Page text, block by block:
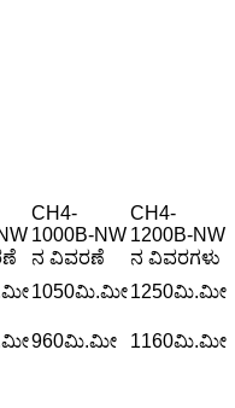
CH4-
1000B-NW
ನ ವಿವರಣೆ
CH4-
1200B-NW
ನ ವಿವರಗಳು
1050ಮಿ.ಮೀ1250ಮಿ.ಮೀ
960ಮಿ.ಮೀ 1160ಮಿ.ಮೀ